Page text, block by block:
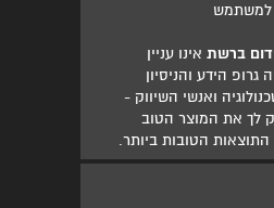
למשתמש
ברשתאינו עניין
גרופ הידע והניסיון
ואנשי השיווק -
לך את המוצר הטוב
הטובות ביותר.